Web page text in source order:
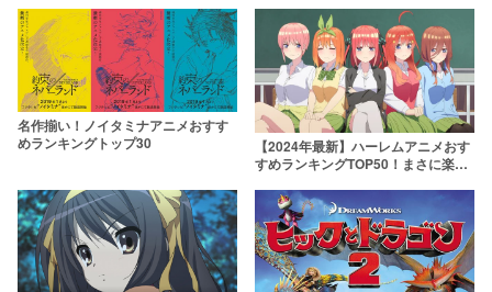
名作揃い！ノイタミナアニメおすす
めランキングトップ30
【2024年最新】ハーレムアニメおす
すめランキングTOP50！まさに楽